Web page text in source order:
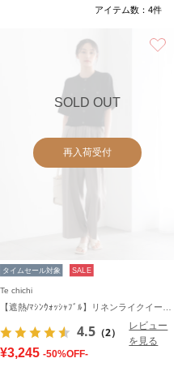
アイテム数： 4件
SOLD OUT
再入荷受付
タイムセール対象 SALE
Te chichi
4.5 （2）
レビュー
を見る
¥3,245 -50%OFF-